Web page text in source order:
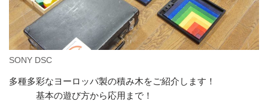
SONY DSC
多種多彩なヨーロッパ製の積み木をご紹介します！
基本の遊び方から応用まで！